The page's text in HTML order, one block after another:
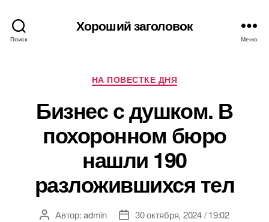
Поиск
Хороший заголовок
Меню
Рубрики
НА ПОВЕСТКЕ ДНЯ
Бизнес с душком. В
похоронном бюро
нашли 190
разложившихся тел
АвторАвтор:admin
Дата30 октября, 2024 / 19:02